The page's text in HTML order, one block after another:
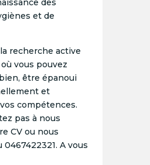
des
et de
recherche active
vous pouvez
être épanoui
et
compétences.
pas à nous
CV ou nous
A vous